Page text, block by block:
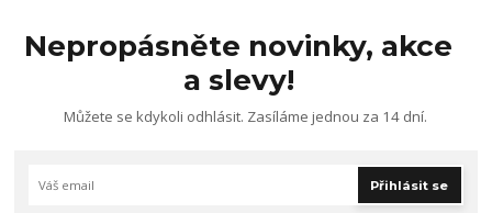
Nepropásněte novinky, akce
a slevy!
Můžete se kdykoli odhlásit. Zasíláme jednou za 14 dní.
Přihlásit se